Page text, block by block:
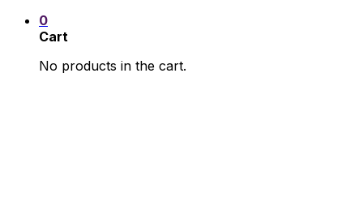
0
Cart
No products in the cart.